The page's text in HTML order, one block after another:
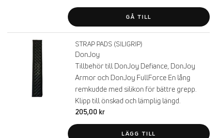
GÅ TILL
STRAP PADS (SILIGRIP)
DonJoy
Tillbehör till DonJoy Defiance, DonJoy
Armor och DonJoy FullForce En lång
remkudde med silikon för bättre grepp.
Klipp till önskad och lämplig längd.
205,00 kr
LÄGG TILL